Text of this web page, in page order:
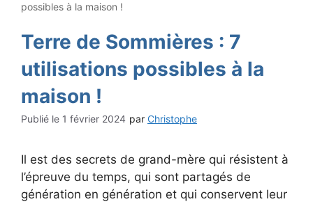
possibles à la maison !
Terre de Sommières : 7
utilisations possibles à la
maison !
1 février 2024 par Christophe
Il est des secrets de grand-mère qui résistent à
l’épreuve du temps, qui sont partagés de
génération en génération et qui conservent leur